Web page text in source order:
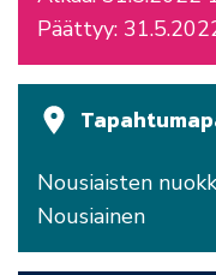
Päättyy:
Nousiaisten
Nousiainen